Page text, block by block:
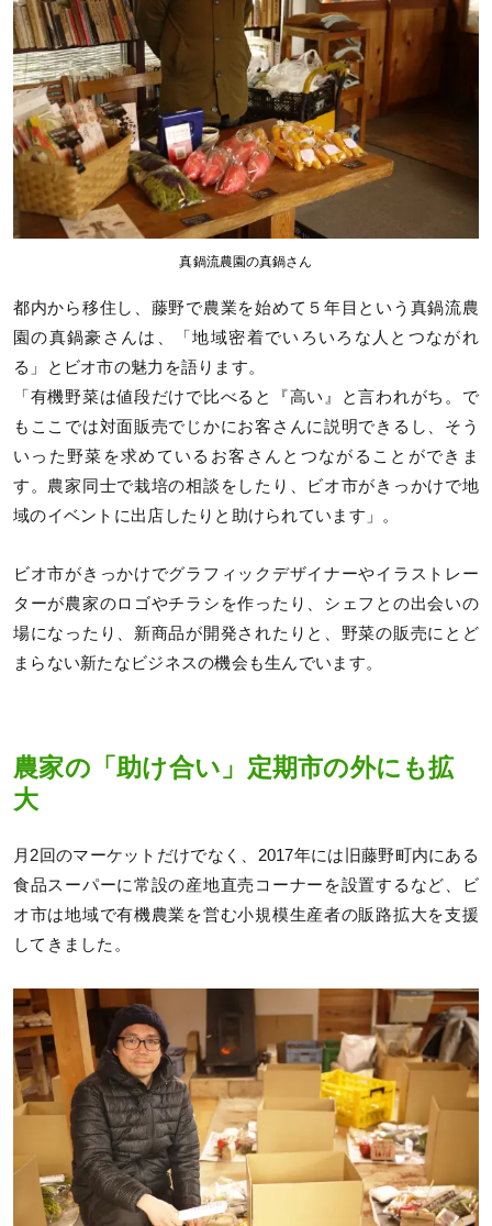
真鍋流農園の真鍋さん
都内から移住し、藤野で農業を始めて５年目という真鍋流農
園の真鍋豪さんは、「地域密着でいろいろな人とつながれ
る」とビオ市の魅力を語ります。
「有機野菜は値段だけで比べると『高い』と言われがち。で
もここでは対面販売でじかにお客さんに説明できるし、そう
いった野菜を求めているお客さんとつながることができま
す。農家同士で栽培の相談をしたり、ビオ市がきっかけで地
域のイベントに出店したりと助けられています」。
ビオ市がきっかけでグラフィックデザイナーやイラストレー
ターが農家のロゴやチラシを作ったり、シェフとの出会いの
場になったり、新商品が開発されたりと、野菜の販売にとど
まらない新たなビジネスの機会も生んでいます。
農家の「助け合い」定期市の外にも拡
大
月2回のマーケットだけでなく、2017年には旧藤野町内にある
食品スーパーに常設の産地直売コーナーを設置するなど、ビ
オ市は地域で有機農業を営む小規模生産者の販路拡大を支援
してきました。